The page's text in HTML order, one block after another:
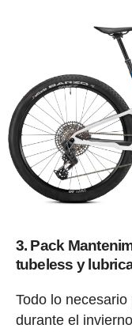
3. Pack
tubeless y
Todo lo
durante el